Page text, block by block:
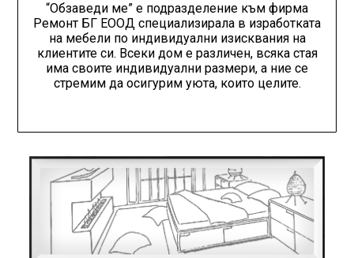
“Обзаведи ме” е подразделение към фирма
Ремонт БГ ЕООД специализирала в изработката
на мебели по индивидуални изисквания на
клиентите си. Всеки дом е различен, всяка стая
има своите индивидуални размери, а ние се
стремим да осигурим уюта, които целите.